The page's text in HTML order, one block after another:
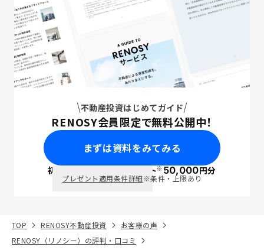
不動産投資はじめてガイド
RENOSY会員限定で無料公開中！
まずは資料をみてみる
初回面談で ポイント※50,000円分
プレゼント適用条件詳細※条件・上限あり
TOP RENOSY不動産投資
お客様の声
RENOSY（リノシー）の評判・口コミ